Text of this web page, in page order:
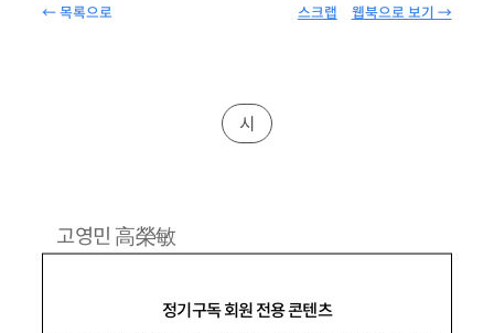
← 목록으로 웹북으로 보기 →
스크랩
정기구독 회원 전용 콘텐츠
시
고영민 高榮敏